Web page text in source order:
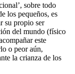
sobre todo
los pequeños, es
su propio ser
del mundo (físico
este
o peor aún,
la crianza de los